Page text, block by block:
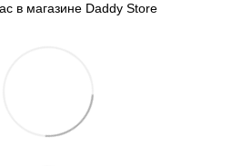
в магазине Daddy Store